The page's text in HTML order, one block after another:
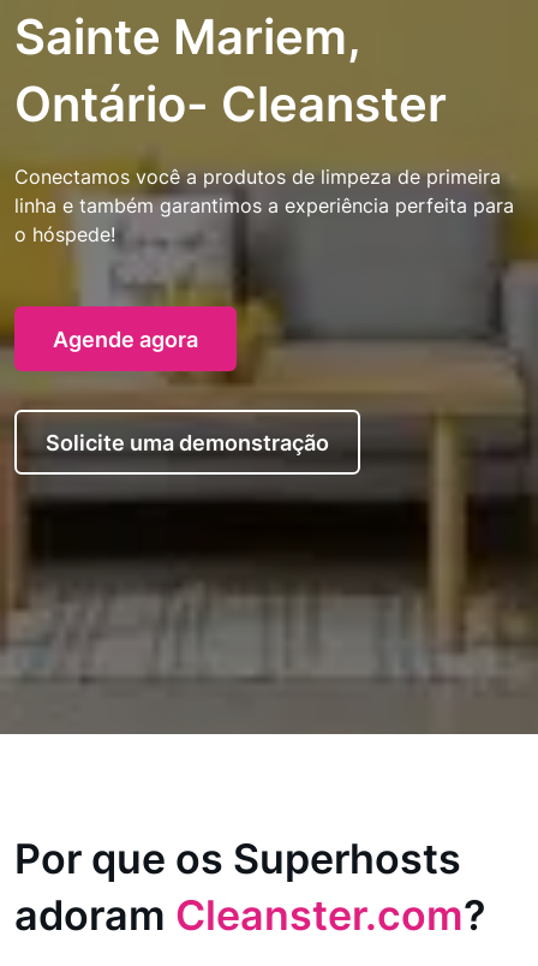
Sainte Mariem,
Ontário- Cleanster
Conectamos você a produtos de limpeza de primeira
linha e também garantimos a experiência perfeita para
o hóspede!
Agende agora
Solicite uma demonstração
Por que os Superhosts
adoram Cleanster.com?